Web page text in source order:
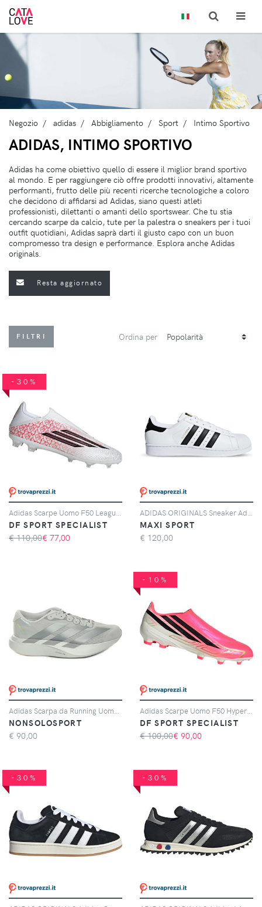
Negozio adidas Abbigliamento Sport Intimo Sportivo
ADIDAS, INTIMO SPORTIVO
Adidas ha come obiettivo quello di essere il miglior brand sportivo
al mondo. E per raggiungere ciò offre prodotti innovativi, altamente
performanti, frutto delle più recenti ricerche tecnologiche a coloro
che decidono di affidarsi ad Adidas, siano questi atleti
professionisti, dilettanti o amanti dello sportswear. Che tu stia
cercando scarpe da calcio, tute per la palestra o sneakers per i tuoi
outfit quotidiani, Adidas saprà darti il giusto capo con un buon
compromesso tra design e performance. Esplora anche Adidas
originals.
Resta aggiornato
FILTRI Ordina per
-30%
DF SPORT SPECIALIST
€ 110,00€ 77,00
MAXI SPORT
€ 120,00
NONSOLOSPORT
€ 90,00
-10%
DF SPORT SPECIALIST
€ 100,00€ 90,00
-30% -30%